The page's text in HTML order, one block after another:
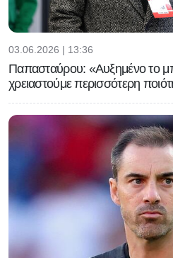
03.06.2026 | 13:36
Παπασταύρου: «Αυξημένο το
χρειαστούμε περισσότερη